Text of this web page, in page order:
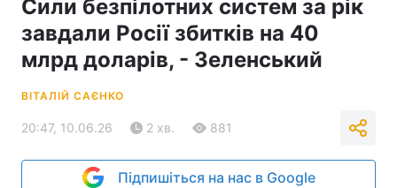
Сили безпілотних систем за рік
завдали Росії збитків на 40
млрд доларів, - Зеленський
ВІТАЛІЙ САЄНКО
20:47, 10.06.26 2 хв. 881
Підпишіться на нас в Google